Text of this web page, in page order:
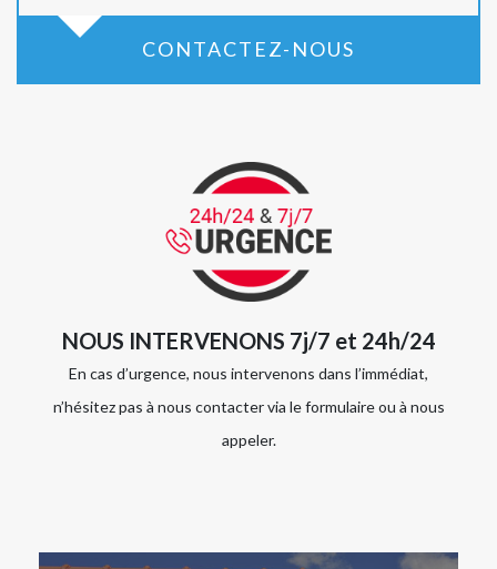
CONTACTEZ-NOUS
NOUS INTERVENONS 7j/7 et 24h/24
En cas d’urgence, nous intervenons dans l’immédiat,
n’hésitez pas à nous contacter via le formulaire ou à nous
appeler.